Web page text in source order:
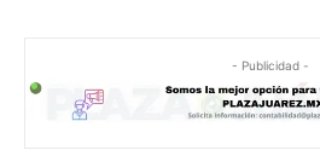
- Publicidad -